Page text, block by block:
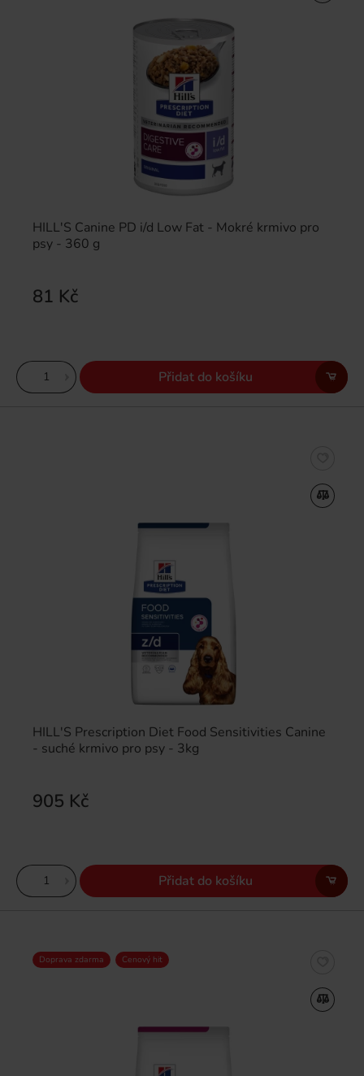
HILL'S Canine PD i/d Low Fat - Mokré krmivo pro
psy - 360 g
81 Kč
Přidat do košíku
HILL'S Prescription Diet Food Sensitivities Canine
- suché krmivo pro psy - 3kg
905 Kč
Přidat do košíku
Doprava zdarma Cenový hit